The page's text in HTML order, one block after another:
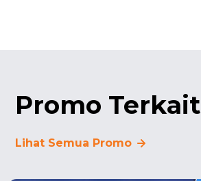
Promo Terkait
Lihat Semua Promo